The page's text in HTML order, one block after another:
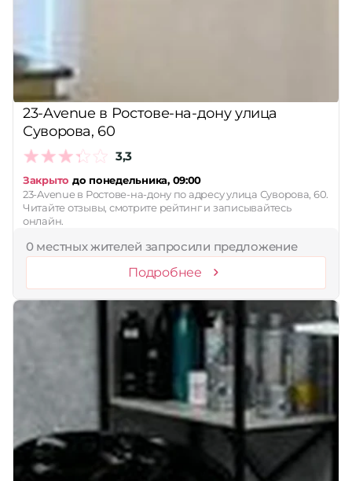
23-Avenue в Ростове-на-дону улица
Суворова, 60
3,3
Закрыто до понедельника, 09:00
23-Avenue в Ростове-на-дону по адресу улица Суворова, 60.
Читайте отзывы, смотрите рейтинг и записывайтесь
онлайн.
0 местных жителей запросили предложение
Подробнее